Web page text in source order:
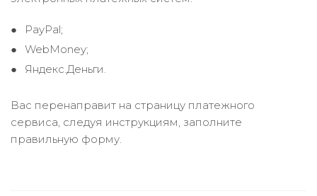
PayPal;
WebMoney;
Яндекс.Деньги.
Вас перенаправит на страницу платежного
сервиса, следуя инструкциям, заполните
правильную форму.